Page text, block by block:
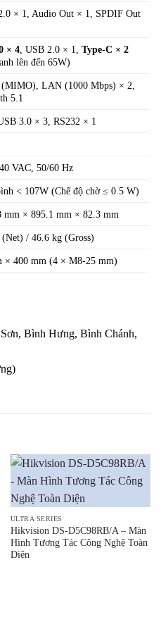
× 1, Audio Out × 1, SPDIF Out
× 4 , USB 2.0 × 1,Type-C × 2
lên đến 65W)
(MIMO), LAN (1000 Mbps) × 2,
5.1
3.0 × 3, RS232 × 1
VAC, 50/60 Hz
< 107W (Chế độ chờ ≤ 0.5 W)
mm × 895.1 mm × 82.3 mm
/ 46.6 kg (Gross)
× 400 mm (4 × M8-25 mm)
Bình Hưng, Bình Chánh,
ULTRA SERIES
Hikvision DS-D5C98RB/A – Màn
Hình Tương Tác Công Nghệ Toàn
Diện